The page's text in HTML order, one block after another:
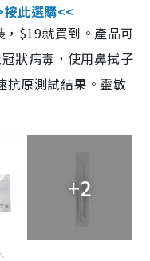
按此選購<<
，$19就買到。產品可
狀病毒，使用鼻拭子
抗原測試結果。靈敏
+2